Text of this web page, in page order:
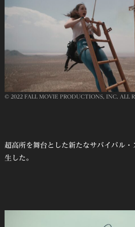
© 2022 FALL MOVIE PRODUCTIONS, INC. ALL
超高所を舞台とした新たなサバイバル
生した。